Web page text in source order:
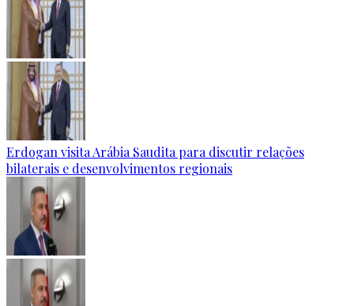
Erdogan visita Arábia Saudita para discutir relações
bilaterais e desenvolvimentos regionais